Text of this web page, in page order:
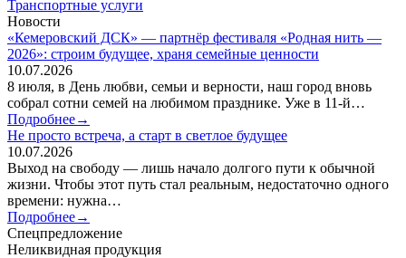
Транспортные услуги
Новости
«Кемеровский ДСК» — партнёр фестиваля «Родная нить —
2026»: строим будущее, храня семейные ценности
10.07.2026
8 июля, в День любви, семьи и верности, наш город вновь
собрал сотни семей на любимом празднике. Уже в 11‑й…
Подробнее→
Не просто встреча, а старт в светлое будущее
10.07.2026
Выход на свободу — лишь начало долгого пути к обычной
жизни. Чтобы этот путь стал реальным, недостаточно одного
времени: нужна…
Подробнее→
Спецпредложение
Неликвидная продукция